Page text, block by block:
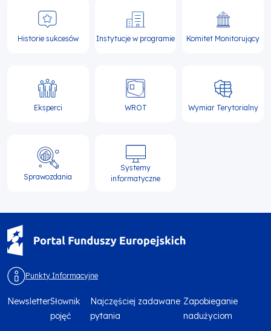
Historie sukcesów Instytucje w programie Komitet Monitorujący
Eksperci WROT Wymiar Terytorialny
Sprawozdania
Systemy
informatyczne
Punkty Informacyjne
NewsletterSłownik
pojęć
Najczęściej zadawane
pytania
Zapobieganie
nadużyciom